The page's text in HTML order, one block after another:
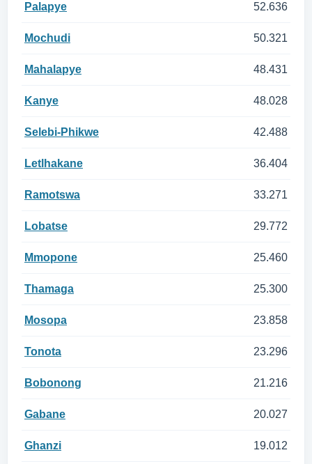
Palapye 52.636
Mochudi 50.321
Mahalapye 48.431
Kanye 48.028
Selebi-Phikwe 42.488
Letlhakane 36.404
Ramotswa 33.271
Lobatse 29.772
Mmopone 25.460
Thamaga 25.300
Mosopa 23.858
Tonota 23.296
Bobonong 21.216
Gabane 20.027
Ghanzi 19.012